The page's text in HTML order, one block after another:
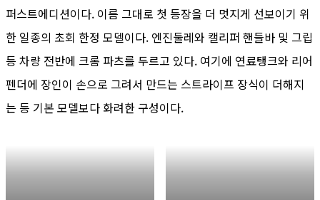
퍼스트에디션이다. 이름 그대로 첫 등장을 더 멋지게 선보이기 위
한 일종의 초회 한정 모델이다. 엔진둘레와 캘리퍼 핸들바 및 그립
등 차량 전반에 크롬 파츠를 두르고 있다. 여기에 연료탱크와 리어
펜더에 장인이 손으로 그려서 만드는 스트라이프 장식이 더해지
는 등 기본 모델보다 화려한 구성이다.